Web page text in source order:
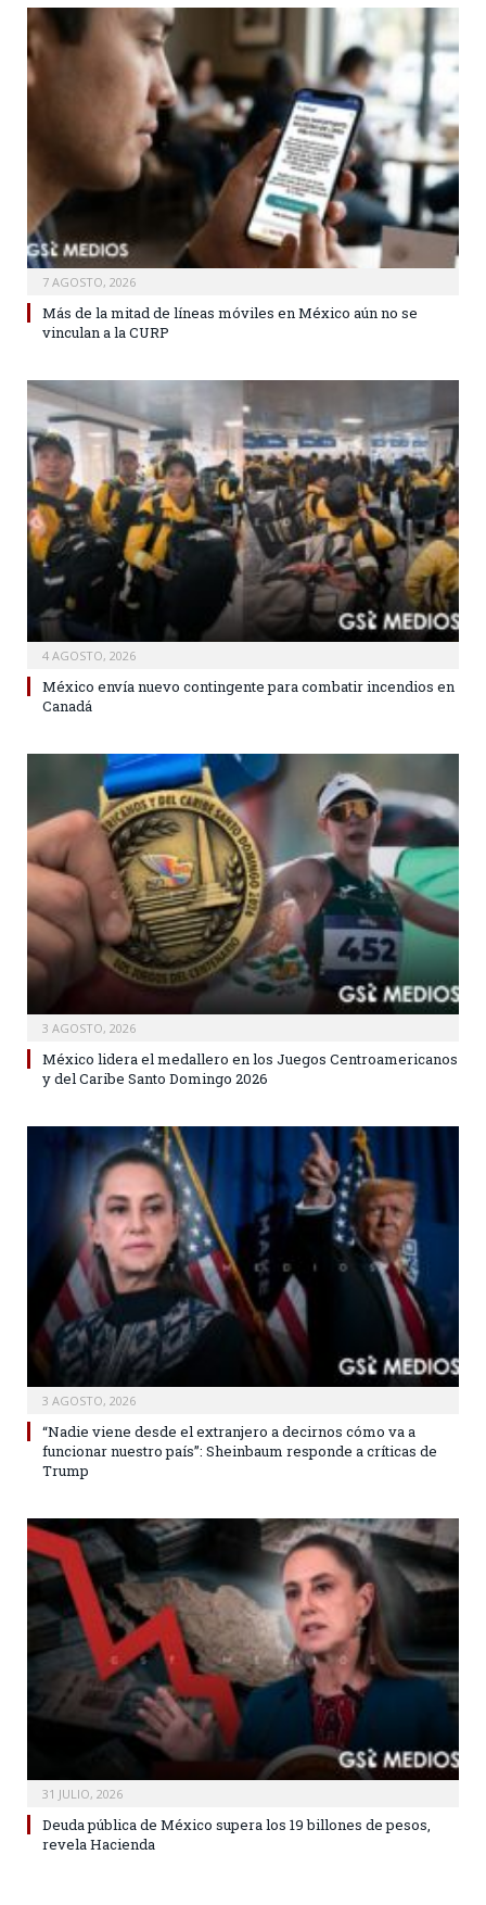
7 AGOSTO, 2026
Más de la mitad de líneas móviles en México aún no se
vinculan a la CURP
4 AGOSTO, 2026
México envía nuevo contingente para combatir incendios en
Canadá
3 AGOSTO, 2026
México lidera el medallero en los Juegos Centroamericanos
y del Caribe Santo Domingo 2026
3 AGOSTO, 2026
“Nadie viene desde el extranjero a decirnos cómo va a
funcionar nuestro país”: Sheinbaum responde a críticas de
Trump
31 JULIO, 2026
Deuda pública de México supera los 19 billones de pesos,
revela Hacienda